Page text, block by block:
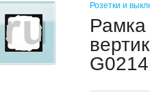
Розетки и
Рамка